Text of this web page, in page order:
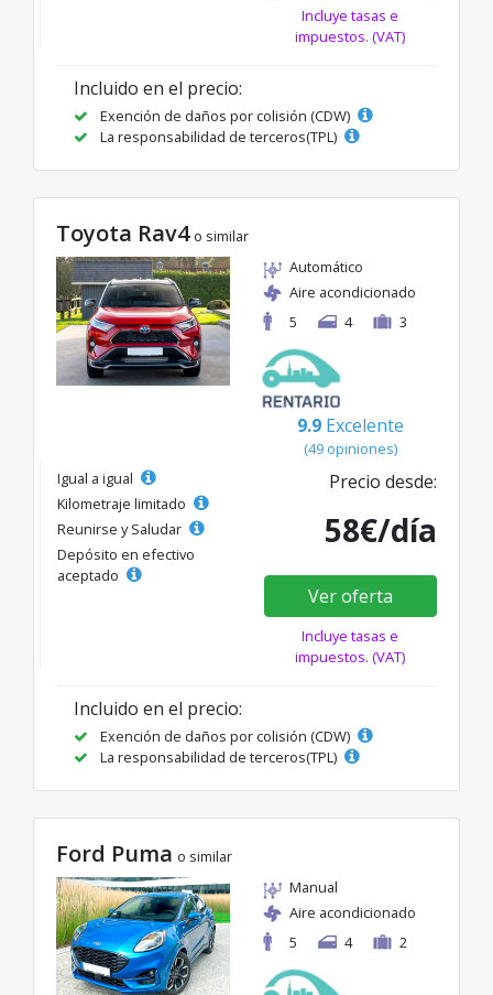
Incluye tasas e
impuestos. (VAT)
Incluido en el precio:
Exención de daños por colisión (CDW)
La responsabilidad de terceros(TPL)
Toyota Rav4 o similar
Automático
Aire acondicionado
5
4 3
9.9 Excelente
(49 opiniones)
Igual a igual
Kilometraje limitado
Reunirse y Saludar
Depósito en efectivo
aceptado
Precio desde:
58€/día
Ver oferta
Incluye tasas e
impuestos. (VAT)
Incluido en el precio:
Exención de daños por colisión (CDW)
La responsabilidad de terceros(TPL)
Ford Puma o similar
Manual
Aire acondicionado
5
4 2